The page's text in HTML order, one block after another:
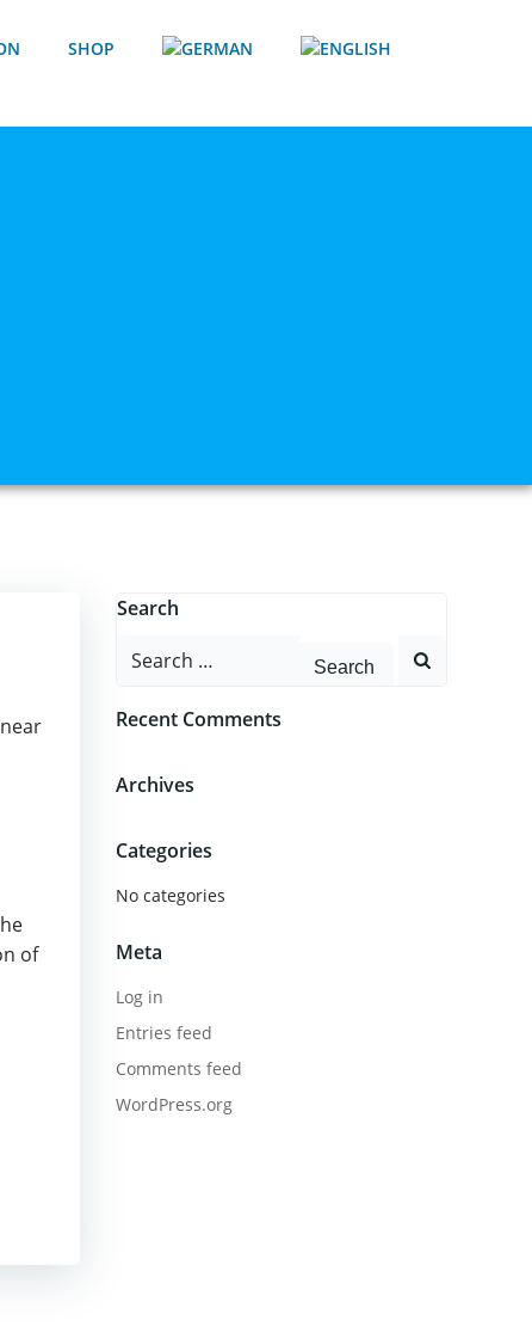
SHOP
of
Search
Search
Recent Comments
Archives
Categories
No categories
Meta
Log in
Entries feed
Comments feed
WordPress.org